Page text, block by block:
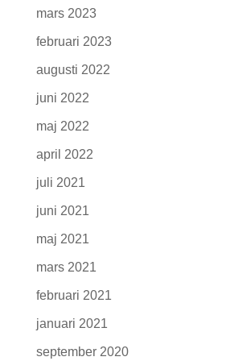
mars 2023
februari 2023
augusti 2022
juni 2022
maj 2022
april 2022
juli 2021
juni 2021
maj 2021
mars 2021
februari 2021
januari 2021
september 2020